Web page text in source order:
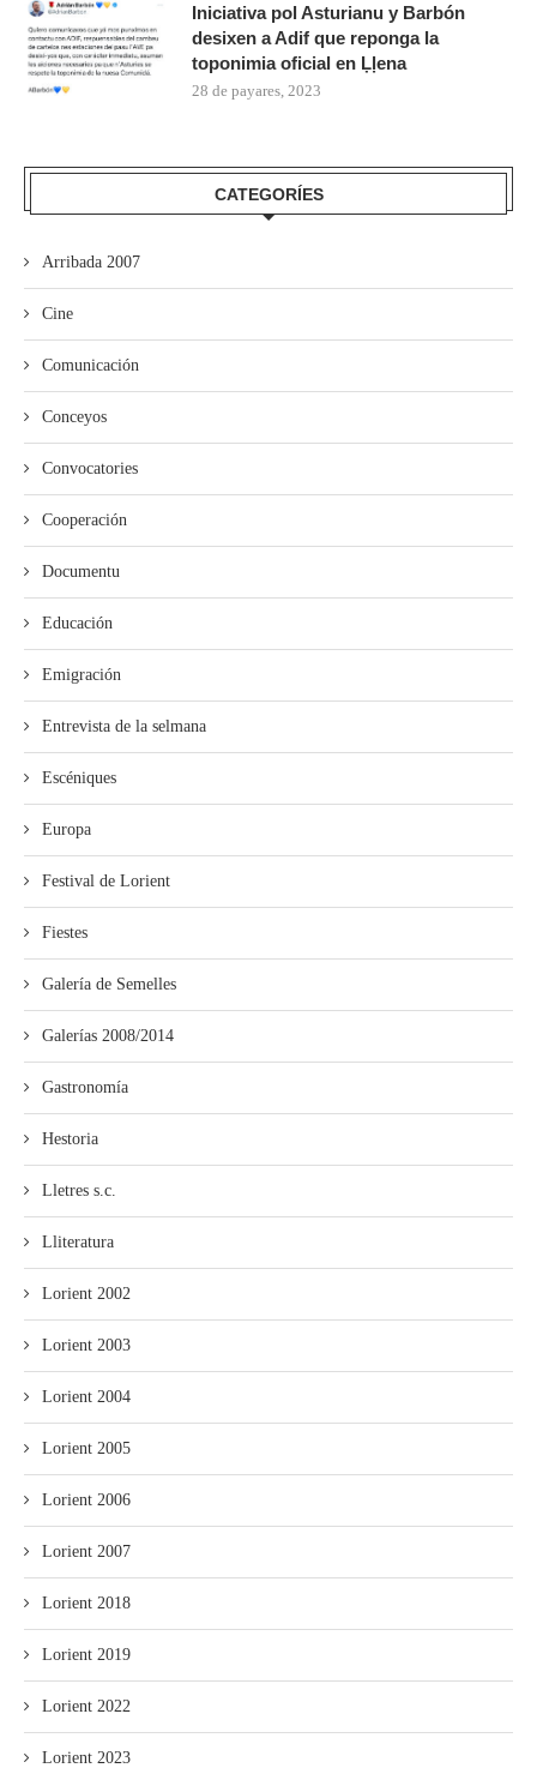
Iniciativa pol Asturianu y Barbón
desixen a Adif que reponga la
toponimia oficial en Ḷḷena
28 de payares, 2023
CATEGORÍES
Arribada 2007
Cine
Comunicación
Conceyos
Convocatories
Cooperación
Documentu
Educación
Emigración
Entrevista de la selmana
Escéniques
Europa
Festival de Lorient
Fiestes
Galería de Semelles
Galerías 2008/2014
Gastronomía
Hestoria
Lletres s.c.
Lliteratura
Lorient 2002
Lorient 2003
Lorient 2004
Lorient 2005
Lorient 2006
Lorient 2007
Lorient 2018
Lorient 2019
Lorient 2022
Lorient 2023